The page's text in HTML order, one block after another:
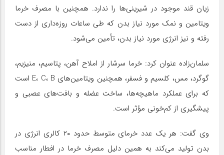
زیان قند موجود در شیرینی‌ها را ندارد. همچنین با مصرف خرما
ویتامین و نمک مورد نیاز بدن که طی ساعات روزه‌داری از دست
رفته و نیز انرژی مورد نیاز بدن، تأمین می‌شود.
سلمان‌زاده عنوان کرد: خرما سرشار از املاح آهن، پتاسیم، منیزیم،
گوگرد، مس، کلسیم و فسفر، همچنین ویتامین‌های E، C، B است
که برای عملکرد ماهیچه‌ها، ساخت عضله و بافت‌های عصبی و
پیشگیری از کم‌خونی مؤثر است.
وی گفت: هر یک عدد خرمای متوسط حدود ۲۰ کالری انرژی در
بدن تولید می‌کند به همین دلیل مصرف خرما در افطار مناسب